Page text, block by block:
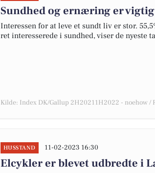
Sundhed og ernæring er
Interessen for at leve et sundt liv er stor.
ret interesserede i sundhed, viser de nyeste
Kilde: Index DK/Gallup 2H20211H2022 - noehow /
HUSSTAND 11-02-2023 16:30
Elcykler er blevet udbredte i